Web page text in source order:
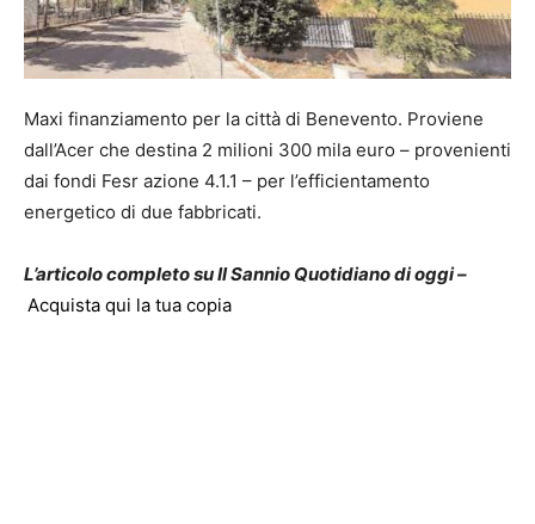
Maxi finanziamento per la città di Benevento. Proviene
dall’Acer che destina 2 milioni 300 mila euro – provenienti
dai fondi Fesr azione 4.1.1 – per l’efficientamento
energetico di due fabbricati.
L’articolo completo su Il Sannio Quotidiano di oggi –
Acquista qui la tua copia